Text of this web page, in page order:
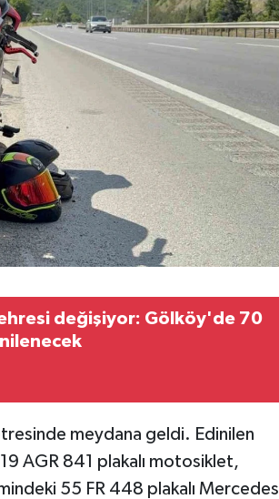
değişiyor: Gölköy'de 70
meydana geldi. Edinilen
AGR 841 plakalı motosiklet,
55 FR 448 plakalı Mercedes